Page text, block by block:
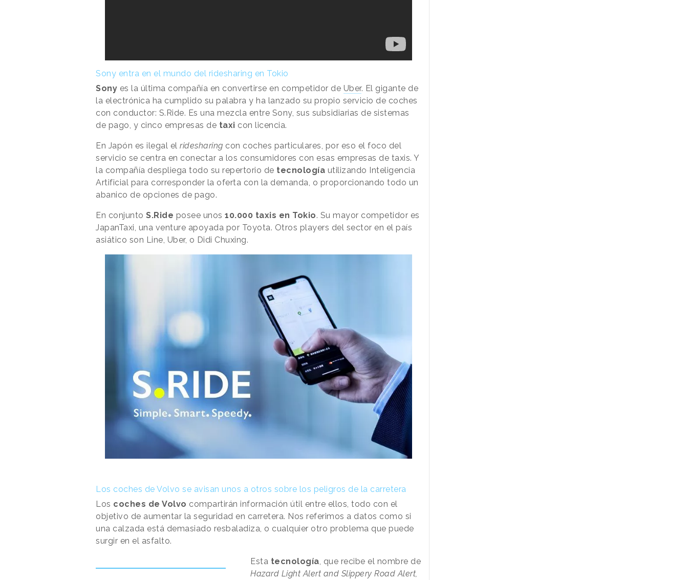
Sony entra en el mundo del ridesharing en Tokio
Sony es la última compañía en convertirse en competidor de Uber. El gigante de
la electrónica ha cumplido su palabra y ha lanzado su propio servicio de coches
con conductor: S.Ride. Es una mezcla entre Sony, sus subsidiarias de sistemas
de pago, y cinco empresas de taxi con licencia.
En Japón es ilegal el ridesharing con coches particulares, por eso el foco del
servicio se centra en conectar a los consumidores con esas empresas de taxis. Y
la compañía despliega todo su repertorio de tecnología utilizando Inteligencia
Artificial para corresponder la oferta con la demanda, o proporcionando todo un
abanico de opciones de pago.
En conjunto S.Ride posee unos 10.000 taxis en Tokio. Su mayor competidor es
JapanTaxi, una venture apoyada por Toyota. Otros players del sector en el país
asiático son Line, Uber, o Didi Chuxing.
Los coches de Volvo se avisan unos a otros sobre los peligros de la carretera
Los coches de Volvo compartirán información útil entre ellos, todo con el
objetivo de aumentar la seguridad en carretera. Nos referimos a datos como si
una calzada está demasiado resbaladiza, o cualquier otro problema que puede
surgir en el asfalto.
Esta tecnología , que recibe el nombre de
Hazard Light Alert and Slippery Road Alert,